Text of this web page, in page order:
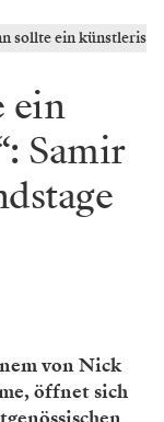
sollte ein
ein
Samir
von Nick
öffnet sich